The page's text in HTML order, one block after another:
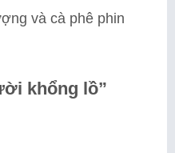
và cà phê phin
khổng lồ”